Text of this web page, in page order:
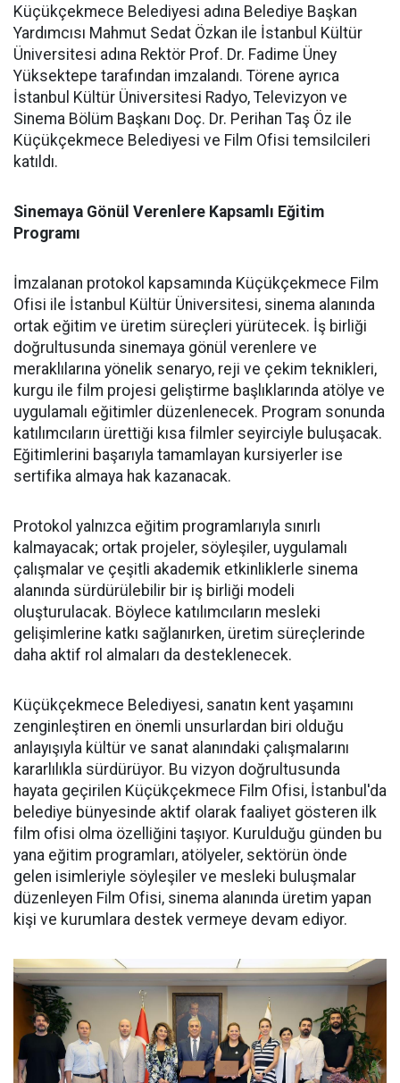
Küçükçekmece Belediyesi adına Belediye Başkan
Yardımcısı Mahmut Sedat Özkan ile İstanbul Kültür
Üniversitesi adına Rektör Prof. Dr. Fadime Üney
Yüksektepe tarafından imzalandı. Törene ayrıca
İstanbul Kültür Üniversitesi Radyo, Televizyon ve
Sinema Bölüm Başkanı Doç. Dr. Perihan Taş Öz ile
Küçükçekmece Belediyesi ve Film Ofisi temsilcileri
katıldı.
Sinemaya Gönül Verenlere Kapsamlı Eğitim
Programı
İmzalanan protokol kapsamında Küçükçekmece Film
Ofisi ile İstanbul Kültür Üniversitesi, sinema alanında
ortak eğitim ve üretim süreçleri yürütecek. İş birliği
doğrultusunda sinemaya gönül verenlere ve
meraklılarına yönelik senaryo, reji ve çekim teknikleri,
kurgu ile film projesi geliştirme başlıklarında atölye ve
uygulamalı eğitimler düzenlenecek. Program sonunda
katılımcıların ürettiği kısa filmler seyirciyle buluşacak.
Eğitimlerini başarıyla tamamlayan kursiyerler ise
sertifika almaya hak kazanacak.
Protokol yalnızca eğitim programlarıyla sınırlı
kalmayacak; ortak projeler, söyleşiler, uygulamalı
çalışmalar ve çeşitli akademik etkinliklerle sinema
alanında sürdürülebilir bir iş birliği modeli
oluşturulacak. Böylece katılımcıların mesleki
gelişimlerine katkı sağlanırken, üretim süreçlerinde
daha aktif rol almaları da desteklenecek.
Küçükçekmece Belediyesi, sanatın kent yaşamını
zenginleştiren en önemli unsurlardan biri olduğu
anlayışıyla kültür ve sanat alanındaki çalışmalarını
kararlılıkla sürdürüyor. Bu vizyon doğrultusunda
hayata geçirilen Küçükçekmece Film Ofisi, İstanbul'da
belediye bünyesinde aktif olarak faaliyet gösteren ilk
film ofisi olma özelliğini taşıyor. Kurulduğu günden bu
yana eğitim programları, atölyeler, sektörün önde
gelen isimleriyle söyleşiler ve mesleki buluşmalar
düzenleyen Film Ofisi, sinema alanında üretim yapan
kişi ve kurumlara destek vermeye devam ediyor.